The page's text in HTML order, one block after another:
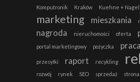
Komputronik Kraków Kuehne + Nagel
marketing mieszkania
nagroda nieruchomości oferta
portal marketingowy pożyczka praca
przesyłki raport recykling
rozwój rynek SEO sprzedaż